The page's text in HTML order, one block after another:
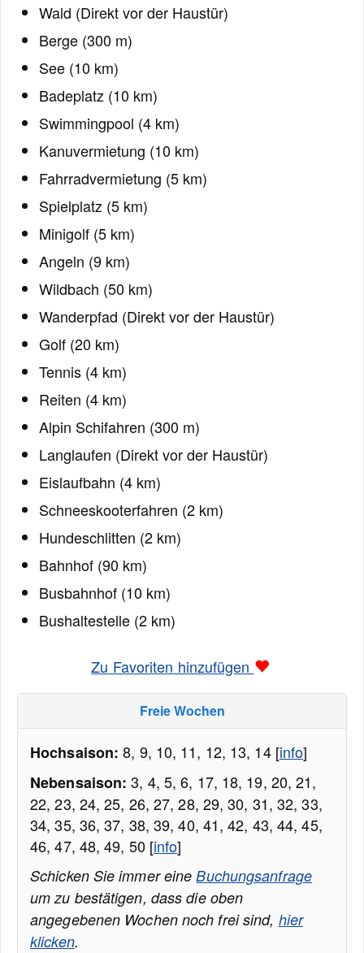
Wald (Direkt vor der Haustür)
Berge (300 m)
See (10 km)
Badeplatz (10 km)
Swimmingpool (4 km)
Kanuvermietung (10 km)
Fahrradvermietung (5 km)
Spielplatz (5 km)
Minigolf (5 km)
Angeln (9 km)
Wildbach (50 km)
Wanderpfad (Direkt vor der Haustür)
Golf (20 km)
Tennis (4 km)
Reiten (4 km)
Alpin Schifahren (300 m)
Langlaufen (Direkt vor der Haustür)
Eislaufbahn (4 km)
Schneeskooterfahren (2 km)
Hundeschlitten (2 km)
Bahnhof (90 km)
Busbahnhof (10 km)
Bushaltestelle (2 km)
Zu Favoriten hinzufügen
Freie Wochen
Hochsaison: 8, 9, 10, 11, 12, 13, 14 [info]
Nebensaison: 3, 4, 5, 6, 17, 18, 19, 20, 21,
22, 23, 24, 25, 26, 27, 28, 29, 30, 31, 32, 33,
34, 35, 36, 37, 38, 39, 40, 41, 42, 43, 44, 45,
46, 47, 48, 49, 50 [info]
Schicken Sie immer eineBuchungsanfrage
um zu bestätigen, dass die oben
angegebenen Wochen noch frei sind, hier
klicken.